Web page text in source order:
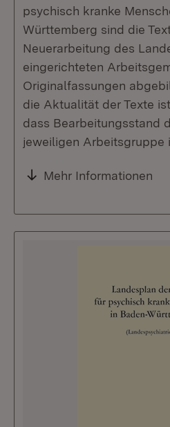
psychisch kranke
Württemberg sind die
Neuerarbeitung des
eingerichteten
Originalfassungen
die Aktualität der Texte
dass Bearbeitungsstand
jeweiligen Arbeitsgruppe
Mehr Informationen